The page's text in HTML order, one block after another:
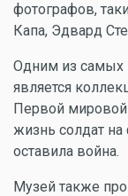
фотографов,
Капа, Эдвард
Одним из самых
является
Первой
жизнь солдат
оставила война.
Музей также